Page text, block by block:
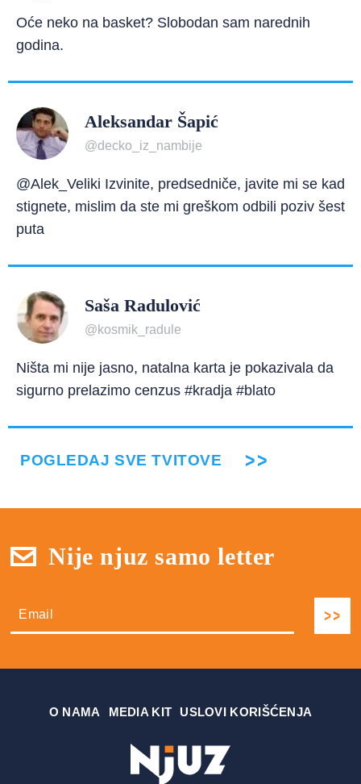
Oće neko na basket? Slobodan sam narednih
godina.
Aleksandar Šapić
@decko_iz_nambije
@Alek_Veliki Izvinite, predsedniče, javite mi se kad
stignete, mislim da ste mi greškom odbili poziv šest
puta
Saša Radulović
@kosmik_radule
Ništa mi nije jasno, natalna karta je pokazivala da
sigurno prelazimo cenzus #kradja #blato
POGLEDAJ SVE TVITOVE
Nije njuz samo letter
О NAMA MEDIA KIT USLOVI KORIŠĆENJA